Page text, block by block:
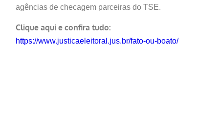
agências de checagem parceiras do TSE.
Clique aqui e confira tudo:
https://www.justicaeleitoral.jus.br/fato-ou-boato/